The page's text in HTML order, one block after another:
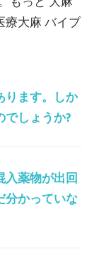
療大麻 バイブ
ります。しか
でしょうか?
入薬物が出回
分かっていな